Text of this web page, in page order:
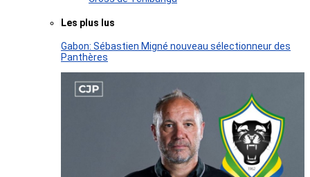
Les plus lus
Gabon: Sébastien Migné nouveau sélectionneur des
Panthères